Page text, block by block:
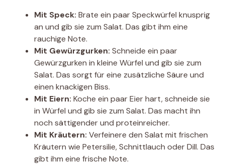
Mit Speck: Brate ein paar Speckwürfel knusprig
an und gib sie zum Salat. Das gibt ihm eine
rauchige Note.
Mit Gewürzgurken: Schneide ein paar
Gewürzgurken in kleine Würfel und gib sie zum
Salat. Das sorgt für eine zusätzliche Säure und
einen knackigen Biss.
Mit Eiern: Koche ein paar Eier hart, schneide sie
in Würfel und gib sie zum Salat. Das macht ihn
noch sättigender und proteinreicher.
Mit Kräutern: Verfeinere den Salat mit frischen
Kräutern wie Petersilie, Schnittlauch oder Dill. Das
gibt ihm eine frische Note.